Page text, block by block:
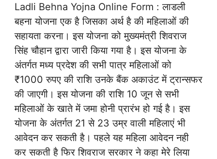
Ladli Behna Yojna Online Form : लाडली
बहना योजना एक है जिसका अर्थ है की महिलाओं की
सहायता करना। इस योजना को मुख्यमंत्री शिवराज
सिंह चौहान द्वारा जारी किया गया है। इस योजना के
अंतर्गत मध्य प्रदेश की सभी पात्र महिलाओं को
₹1000 रुपए की राशि उनके बैंक अकाउंट में ट्रान्सफर
की जाएगी। इस योजना की राशि 10 जून से सभी
महिलाओं के खाते में जमा होनी प्रारंभ हो गई है। इस
योजना के अंतर्गत 21 से 23 उम्र वाली महिलाएं भी
आवेदन कर सकती है। पहले यह महिला आवेदन नही
कर सकती है फिर शिवराज सरकार ने कहा मेरे लिया